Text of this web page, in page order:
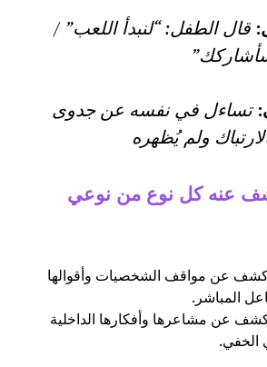
قال الطفل: “لنبدأ اللعب” /
تساءل في نفسه عن جدوى
ولم يُظهره
عنه كل نوع من نوعي
عن مواقف الشخصيات وأقوالها
المباشر.
عن مشاعرها وأفكارها الداخلية
الخفي.